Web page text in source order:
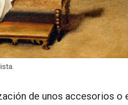
de unos accesorios o